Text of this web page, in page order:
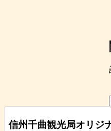
信州千曲観光局オリジ